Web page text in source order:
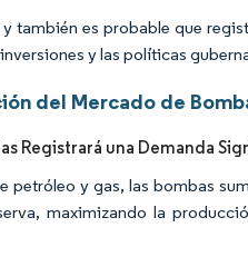
también es probable que
y las políticas
del Mercado de
Registrará una Demanda
petróleo y gas, las bombas
maximizando la